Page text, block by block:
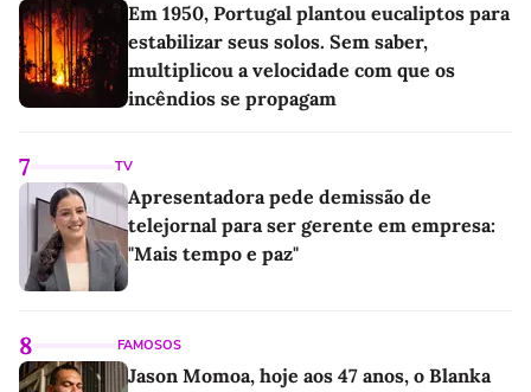
Em 1950, Portugal plantou eucaliptos para
estabilizar seus solos. Sem saber,
multiplicou a velocidade com que os
incêndios se propagam
7 TV
Apresentadora pede demissão de
telejornal para ser gerente em empresa:
"Mais tempo e paz"
8 FAMOSOS
Jason Momoa, hoje aos 47 anos, o Blanka